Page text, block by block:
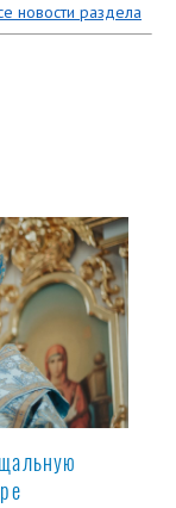
новости раздела